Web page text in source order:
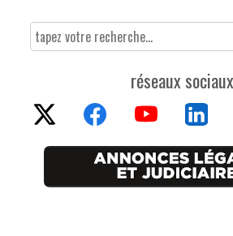
réseaux sociaux